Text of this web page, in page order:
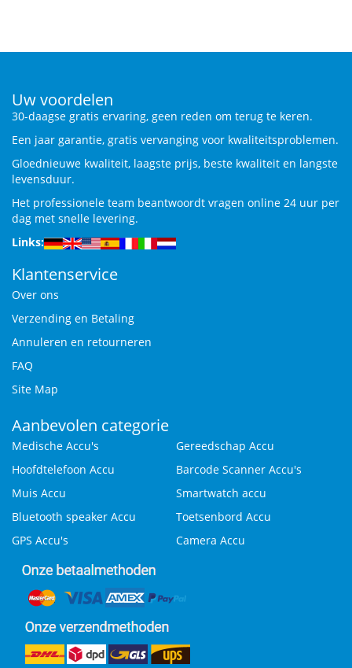
Uw voordelen
30-daagse gratis ervaring, geen reden om terug te keren.
Een jaar garantie, gratis vervanging voor kwaliteitsproblemen.
Gloednieuwe kwaliteit, laagste prijs, beste kwaliteit en langste
levensduur.
Het professionele team beantwoordt vragen online 24 uur per
dag met snelle levering.
Links:
Klantenservice
Over ons
Verzending en Betaling
Annuleren en retourneren
FAQ
Site Map
Aanbevolen categorie
Medische Accu's
Gereedschap Accu
Hoofdtelefoon Accu
Barcode Scanner Accu's
Muis Accu
Smartwatch accu
Bluetooth speaker Accu
Toetsenbord Accu
GPS Accu's
Camera Accu